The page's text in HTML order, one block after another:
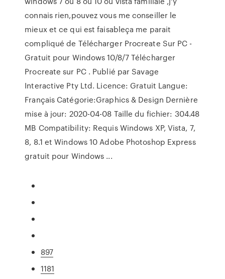
connais rien,pouvez vous me conseiller le
mieux et ce qui est faisableça me parait
compliqué de Télécharger Procreate Sur PC -
Gratuit pour Windows 10/8/7 Télécharger
Procreate sur PC . Publié par Savage
Interactive Pty Ltd. Licence: Gratuit Langue:
Français Catégorie:Graphics & Design Dernière
mise à jour: 2020-04-08 Taille du fichier: 304.48
MB Compatibility: Requis Windows XP, Vista, 7,
8, 8.1 et Windows 10 Adobe Photoshop Express
gratuit pour Windows ...
897
1181